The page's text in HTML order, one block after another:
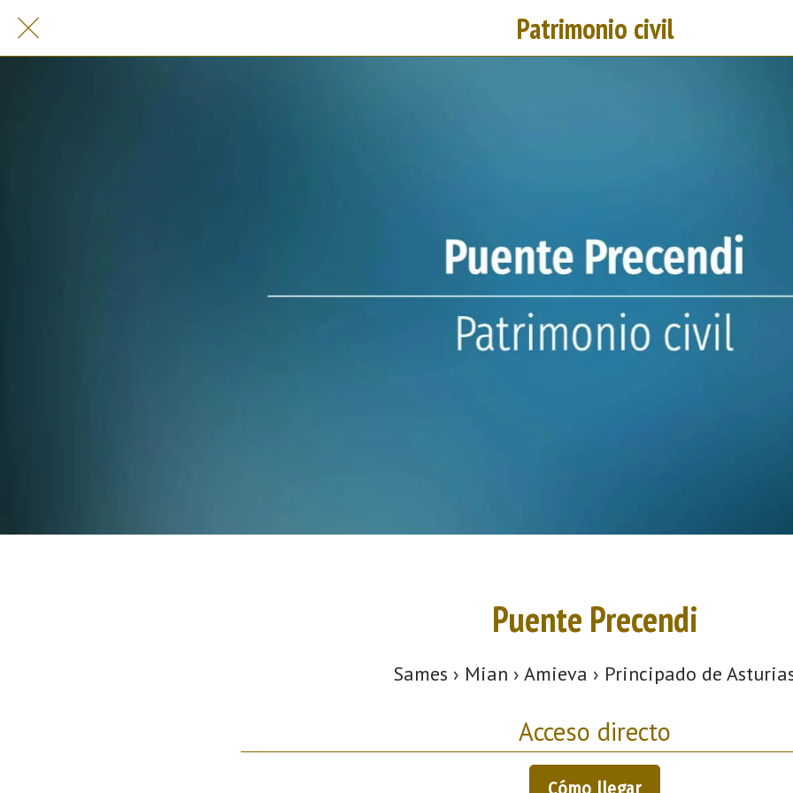
Patrimonio civil
Puente Precendi
Sames › Mian › Amieva › Principado de
Acceso directo
Cómo llegar